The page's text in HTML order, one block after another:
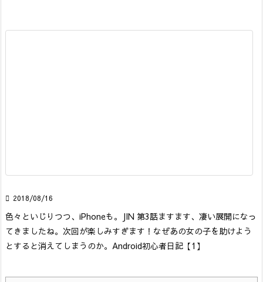
 2018/08/16
色々といじりつつ、iPhoneも。 JIN 第3話ますます、凄い展開になっ
てきましたね。次回が楽しみすぎます！なぜあの女の子を助けよう
とすると消えてしまうのか。 Android初心者日記【1】